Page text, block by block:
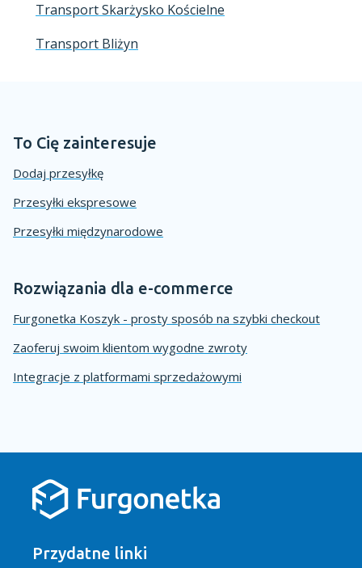
Transport Skarżysko Kościelne
Transport Bliżyn
To Cię zainteresuje
Dodaj przesyłkę
Przesyłki ekspresowe
Przesyłki międzynarodowe
Rozwiązania dla e-commerce
Furgonetka Koszyk - prosty sposób na szybki checkout
Zaoferuj swoim klientom wygodne zwroty
Integracje z platformami sprzedażowymi
Przydatne linki